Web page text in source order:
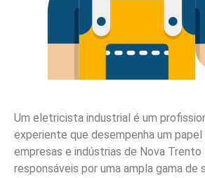
Um eletricista industrial é um
experiente que desempenha um
empresas e indústrias de Nova Trento
responsáveis por uma ampla gama de